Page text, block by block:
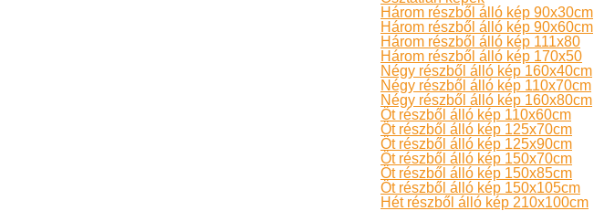
Három részből álló kép 90x30cm
Három részből álló kép 90x60cm
Három részből álló kép 111x80
Három részből álló kép 170x50
Négy részből álló kép 160x40cm
Négy részből álló kép 110x70cm
Négy részből álló kép 160x80cm
Öt részből álló kép 110x60cm
Öt részből álló kép 125x70cm
Öt részből álló kép 125x90cm
Öt részből álló kép 150x70cm
Öt részből álló kép 150x85cm
Öt részből álló kép 150x105cm
Hét részből álló kép 210x100cm